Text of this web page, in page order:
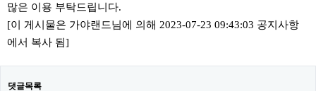
많은 이용 부탁드립니다.
[이 게시물은 가야랜드님에 의해 2023-07-23 09:43:03 공지사항
에서 복사 됨]
댓글목록